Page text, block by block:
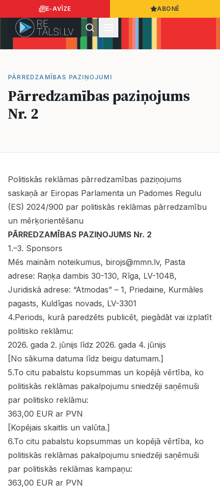
E-AVĪZE ABONĒ
Dzīvesstils
Sports
Kultūra
Bizness
Sludinājumi
Pasākumi
Reklāma
Politiskā reklāma
Par mums
PĀRREDZAMĪBAS PAZIŅOJUMI
Pārredzamības paziņojums
Nr. 2
Politiskās reklāmas pārredzamības paziņojums
saskaņā ar Eiropas Parlamenta un Padomes Regulu
(ES) 2024/900 par politiskās reklāmas pārredzamību
un mērķorientēšanu
PĀRREDZAMĪBAS PAZIŅOJUMS Nr. 2
1.–3. Sponsors
Mēs mainām noteikumus, birojs@mmn.lv, Pasta
adrese: Raņķa dambis 30-130, Rīga, LV-1048,
Juridiskā adrese: “Atmodas” – 1, Priedaine, Kurmāles
pagasts, Kuldīgas novads, LV-3301
4.Periods, kurā paredzēts publicēt, piegādāt vai izplatīt
politisko reklāmu:
2026. gada 2. jūnijs līdz 2026. gada 4. jūnijs
[No sākuma datuma līdz beigu datumam.]
5.To citu pabalstu kopsummas un kopējā vērtība, ko
politiskās reklāmas pakalpojumu sniedzēji saņēmuši
par politisko reklāmu:
363,00 EUR ar PVN
[Kopējais skaitlis un valūta.]
6.To citu pabalstu kopsummas un kopējā vērtība, ko
politiskās reklāmas pakalpojumu sniedzēji saņēmuši
par politiskās reklāmas kampaņu:
363,00 EUR ar PVN